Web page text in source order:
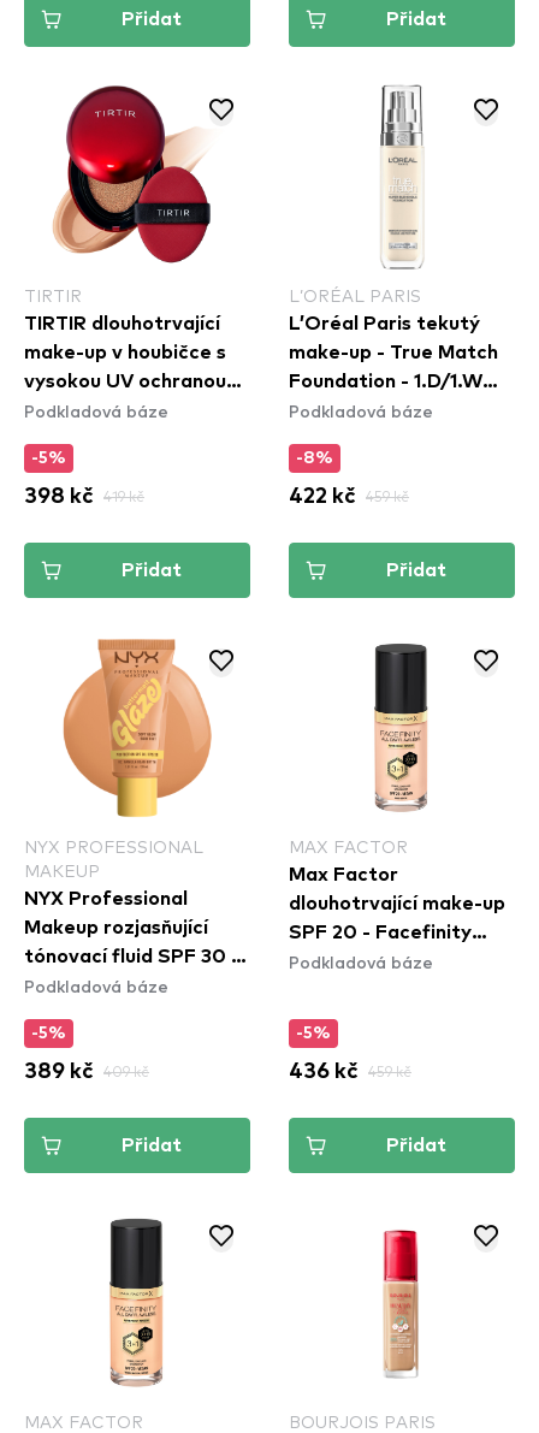
Přidat Přidat
TIRTIR
TIRTIR dlouhotrvající
make-up v houbičce s
vysokou UV ochranou
(mini) - Mask Fit Red
Hazel
Podkladová báze
-5%
398 kč 419 kč
Přidat
L’ORÉAL PARIS
L’Oréal Paris tekutý
make-up - True Match
Foundation - 1.D/1.W
Golden Ivory
Podkladová báze
-8%
422 kč 459 kč
Přidat
NYX PROFESSIONAL
MAKEUP
NYX Professional
Makeup rozjasňující
tónovací fluid SPF 30 -
Buttermelt Glaze Soft
Vanilla Bean Butta
Podkladová báze
-5%
389 kč 409 kč
Přidat
MAX FACTOR
Max Factor
dlouhotrvající make-up
SPF 20 - Facefinity
Foundation - N55 Beige
Podkladová báze
-5%
436 kč 459 kč
Přidat
MAX FACTOR BOURJOIS PARIS